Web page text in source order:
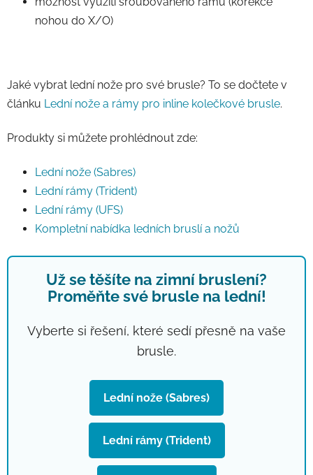
nohou do X/O)
Jaké vybrat lední nože pro své brusle? To se dočtete v
článku Lední nože a rámy pro inline kolečkové brusle.
Produkty si můžete prohlédnout zde:
Lední nože (Sabres)
Lední rámy (Trident)
Lední rámy (UFS)
Kompletní nabídka ledních bruslí a nožů
Už se těšíte na zimní bruslení?
Proměňte své brusle na lední!
Vyberte si řešení, které sedí přesně na vaše
brusle.
Lední nože (Sabres)
Lední rámy (Trident)